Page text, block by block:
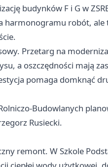
budynków F i G w
harmonogramu robót, ale
Przetarg na
a oszczędności mają
pomaga domknąć
Budowlanych
Rusiecki.
remont. W Szkole